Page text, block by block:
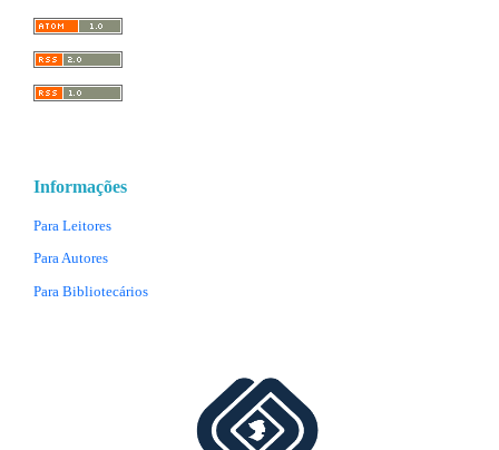
Informações
Para Leitores
Para Autores
Para Bibliotecários